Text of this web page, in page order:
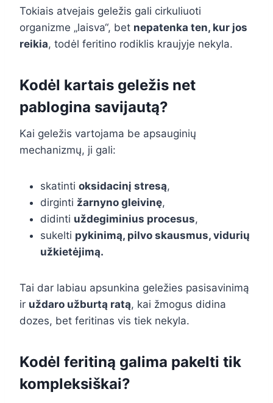
Tokiais atvejais geležis gali cirkuliuoti
organizme „laisva“, bet nepatenka ten, kur jos
reikia, todėl feritino rodiklis kraujyje nekyla.
Kodėl kartais geležis net
pablogina savijautą?
Kai geležis vartojama be apsauginių
mechanizmų, ji gali:
skatinti oksidacinį stresą,
dirginti žarnyno gleivinę,
didinti uždegiminius procesus,
sukelti pykinimą, pilvo skausmus, vidurių
užkietėjimą.
Tai dar labiau apsunkina geležies pasisavinimą
ir uždaro užburtą ratą, kai žmogus didina
dozes, bet feritinas vis tiek nekyla.
Kodėl feritiną galima pakelti tik
kompleksiškai?